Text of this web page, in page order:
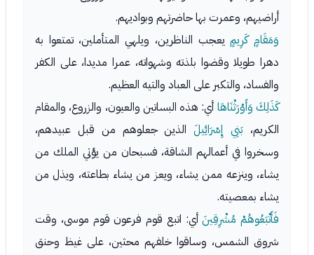
أراضيهم، وعمرت بها حاضرتهم وبواديهم.
وَمَقَامٍ كَرِيمٍيعجب الناظرين، ويلهي المتأملين، تمتعوا به
دهرا طويلا وقضوا بلذته وشهواته، عمرا مديدا، على الكفر
والفساد، والتكبر على العباد والتيه العظيم.
كَذَلِكَ وَأَوْرَثْنَاهَا أي: هذه البساتين والعيون، والزروع، والمقام
الكريم، بَنِي إِسْرَائِيلَالذين جعلوهم من قبل عبيدهم،
وسخروا في أعمالهم الشاقة، فسبحان من يؤتي الملك من
يشاء، وينزعه ممن يشاء، ويعز من يشاء بطاعته، ويذل من
يشاء بمعصيته.
فَأَتْبَعُوهُمْ مُشْرِقِينَأي: اتبع قوم فرعون قوم موسى، وقت
شروق الشمس، وساقوا خلفهم محثين، على غيظ وحنق